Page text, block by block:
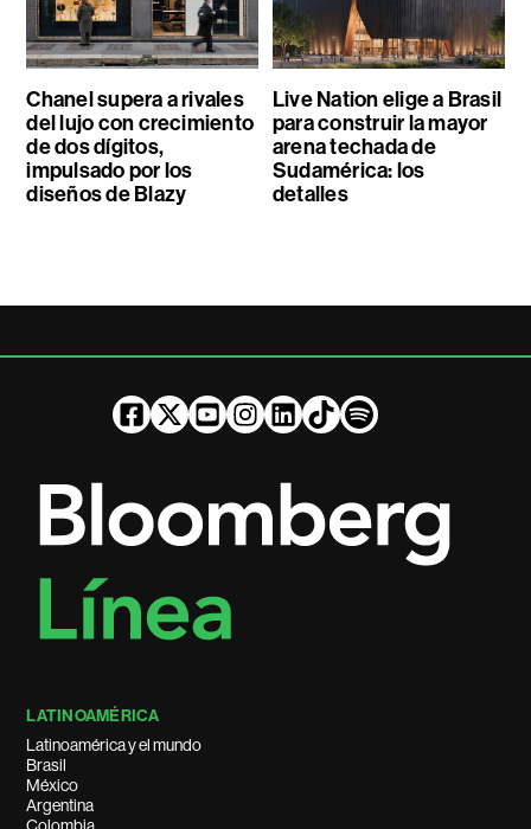
Chanel supera a rivales
del lujo con crecimiento
de dos dígitos,
impulsado por los
diseños de Blazy
Live Nation elige a Brasil
para construir la mayor
arena techada de
Sudamérica: los
detalles
LATINOAMÉRICA
Latinoamérica y el mundo
Brasil
México
Argentina